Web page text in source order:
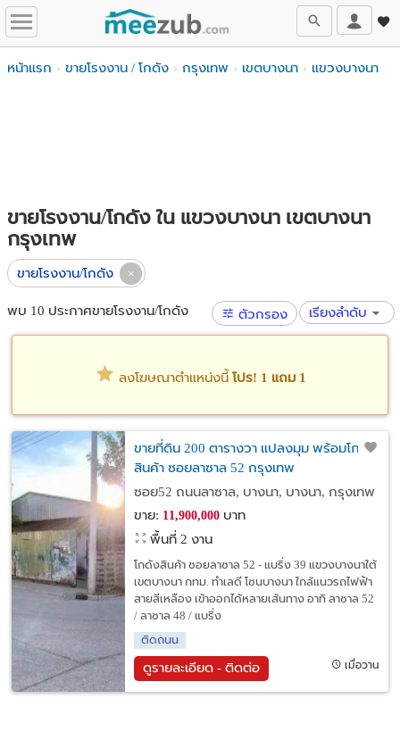
หน้าแรก ขายโรงงาน / โกดัง กรุงเทพ เขตบางนา แขวงบางนา
ขายโรงงาน/โกดัง ใน แขวงบางนา เขตบางนา
กรุงเทพ
ขายโรงงาน/โกดัง
พบ 10 ประกาศขายโรงงาน/โกดัง ตัวกรอง เรียงลำดับ
ลงโฆษณาตำแหน่งนี้ โปร! 1 แถม 1
ขายที่ดิน 200 ตารางวา แปลงมุม พร้อมโกดัง
สินค้า ซอยลาซาล 52 กรุงเทพ
ซอย52 ถนนลาซาล, บางนา, บางนา, กรุงเทพ
ขาย: 11,900,000บาท
พื้นที่ 2 งาน
โกดังสินค้า ซอยลาซาล 52 - แบริ่ง 39 แขวงบางนาใต้
เขตบางนา กทม. ทำเลดี โซนบางนา ใกล้แนวรถไฟฟ้า
สายสีเหลือง เข้าออกได้หลายเส้นทาง อาทิ ลาซาล 52
/ ลาซาล 48 / แบริ่ง
ติดถนน
ดูรายละเอียด - ติดต่อ เมื่อวาน